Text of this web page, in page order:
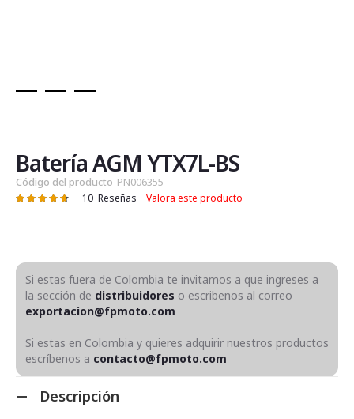
de
la
galería
de
Batería AGM YTX7L-BS
Código del producto PN006355
Valoración: 10 Reseñas Valora este producto
Si estas fuera de Colombia te invitamos a que ingreses a
la sección de distribuidores o escribenos al correo
exportacion@fpmoto.com
Si estas en Colombia y quieres adquirir nuestros productos
escríbenos a contacto@fpmoto.com
Descripción